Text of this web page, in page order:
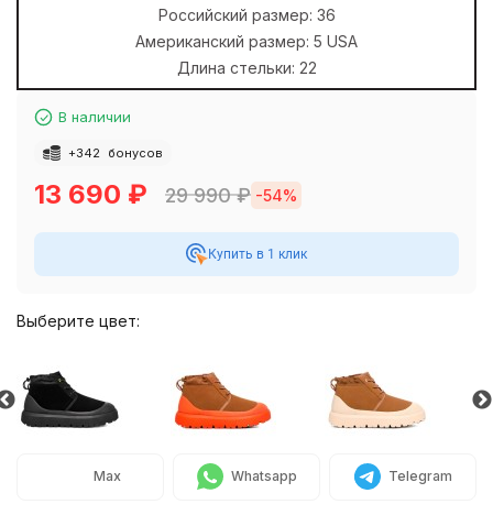
Российский размер: 36
Американский размер: 5 USA
Длина стельки: 22
В наличии
+342 бонусов
13 690 ₽ 29 990₽ -54%
Купить в 1 клик
Выберите цвет:
Max Whatsapp Telegram